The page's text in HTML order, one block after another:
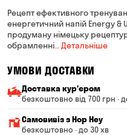
Рецепт ефективного
енергетичний напій Energy &
продуману німецьку
обрамленні… Детальніше
УМОВИ ДОСТАВКИ
Доставка курʼєром
безкоштовно від 700 грн ·
Мінімальна сума
Вартість доставки
Самовивіз з Hop Hey
безкоштовно · до 30 хв